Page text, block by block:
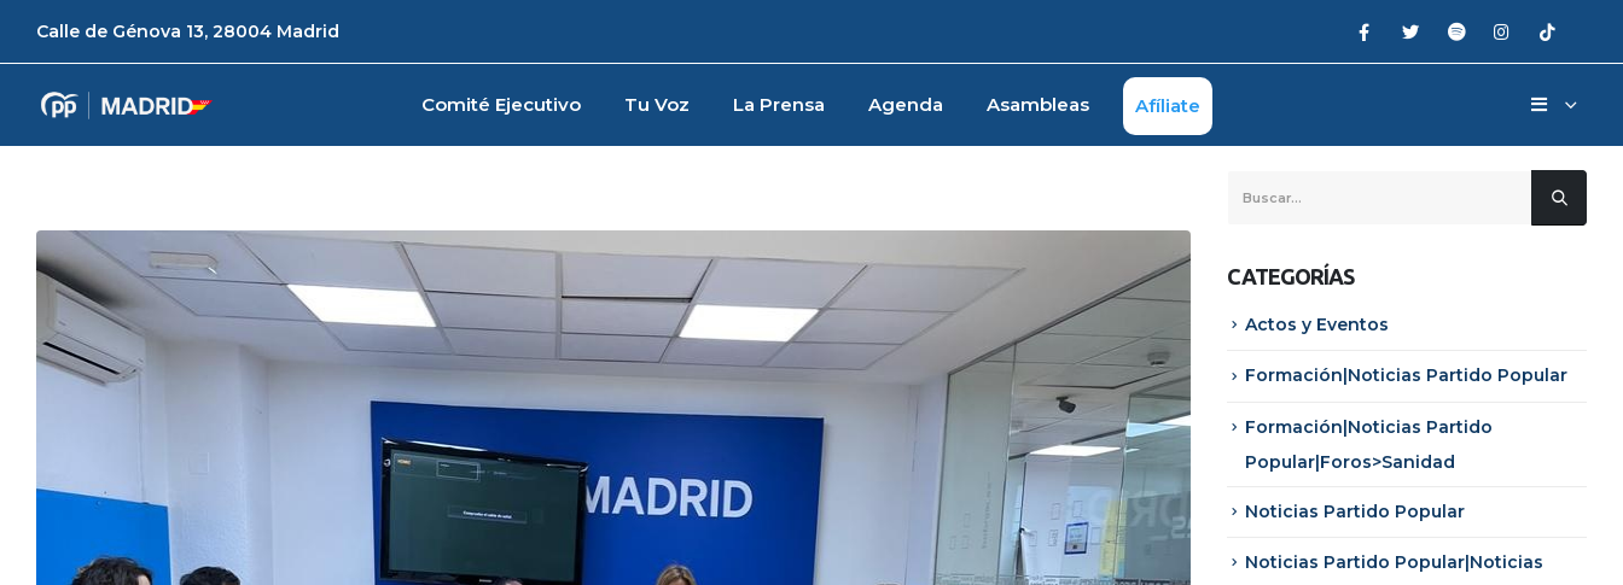
Calle de Génova 13, 28004 Madrid
Comité Ejecutivo Tu Voz La Prensa Agenda Asambleas Afíliate
CATEGORÍAS
Actos y Eventos
Formación|Noticias Partido Popular
Formación|Noticias Partido
Popular|Foros>Sanidad
Noticias Partido Popular
Noticias Partido Popular|Noticias